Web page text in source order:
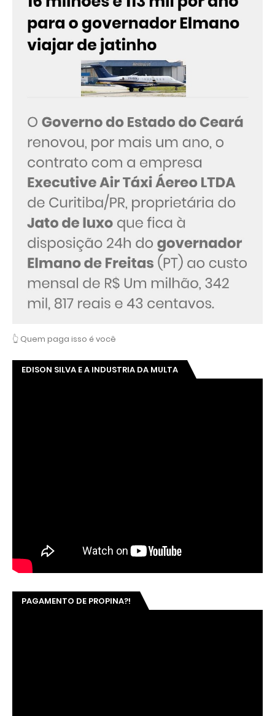
👆 Quem paga isso é você
EDISON SILVA E A INDUSTRIA DA MULTA
PAGAMENTO DE PROPINA?!